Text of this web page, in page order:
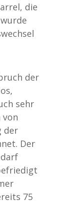
die
der
sehr
von
der
Der
75